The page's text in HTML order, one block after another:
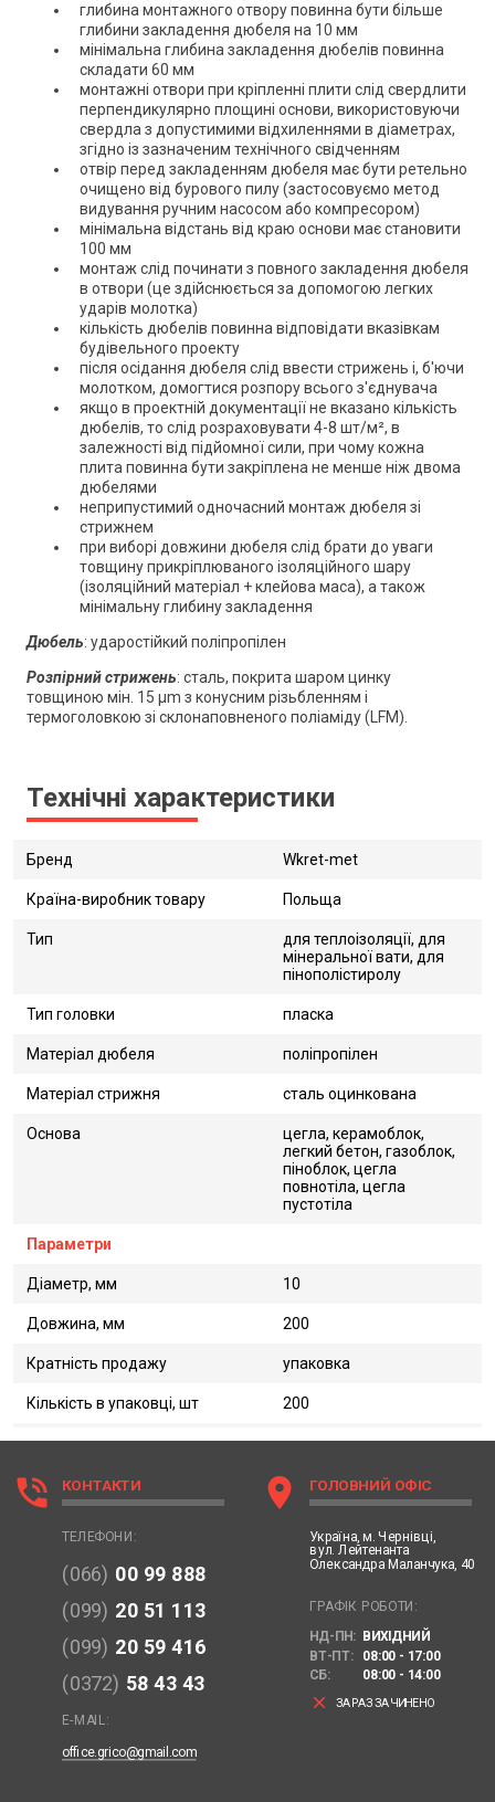
глибина монтажного отвору повинна бути більше
глибини закладення дюбеля на 10 мм
мінімальна глибина закладення дюбелів повинна
складати 60 мм
монтажні отвори при кріпленні плити слід свердлити
перпендикулярно площині основи, використовуючи
свердла з допустимими відхиленнями в діаметрах,
згідно із зазначеним технічного свідченням
отвір перед закладенням дюбеля має бути ретельно
очищено від бурового пилу (застосовуємо метод
видування ручним насосом або компресором)
мінімальна відстань від краю основи має становити
100 мм
монтаж слід починати з повного закладення дюбеля
в отвори (це здійснюється за допомогою легких
ударів молотка)
кількість дюбелів повинна відповідати вказівкам
будівельного проекту
після осідання дюбеля слід ввести стрижень і, б'ючи
молотком, домогтися розпору всього з'єднувача
якщо в проектній документації не вказано кількість
дюбелів, то слід розраховувати 4-8 шт/м², в
залежності від підйомної сили, при чому кожна
плита повинна бути закріплена не менше ніж двома
дюбелями
неприпустимий одночасний монтаж дюбеля зі
стрижнем
при виборі довжини дюбеля слід брати до уваги
товщину прикріплюваного ізоляційного шару
(ізоляційний матеріал + клейова маса), а також
мінімальну глибину закладення
Дюбель: ударостійкий поліпропілен
Розпірний стрижень: сталь, покрита шаром цинку
товщиною мін. 15 μm з конусним різьбленням і
термоголовкою зі склонаповненого поліаміду (LFM).
Технічні характеристики
Бренд Wkret-met
Країна-виробник товару Польща
Тип
для теплоізоляції, для
мінеральної вати, для
пінополістиролу
Тип головки пласка
Матеріал дюбеля поліпропілен
Матеріал стрижня сталь оцинкована
Основа
цегла, керамоблок,
легкий бетон, газоблок,
піноблок, цегла
повнотіла, цегла
пустотіла
Параметри
Діаметр, мм 10
Довжина, мм 200
Кратність продажу упаковка
Кількість в упаковці, шт 200
phone_in_talk КОНТАКТИ
ТЕЛЕФОНИ:
(066) 00 99 888
(099) 20 51 113
(099) 20 59 416
(0372) 58 43 43
E-MAIL:
office.grico@gmail.com
location_on ГОЛОВНИЙ ОФІС
Україна, м. Чернівці,
вул. Лейтенанта
Олександра Маланчука, 40
ГРАФІК РОБОТИ:
НД-ПН: ВИХІДНИЙ
ВТ-ПТ:
08:00 - 17:00
СБ:
08:00 - 14:00
clear ЗАРАЗ ЗАЧИНЕНО